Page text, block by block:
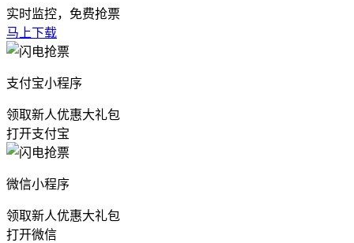
实时监控，免费抢票
马上下载
支付宝小程序
领取新人优惠大礼包
打开支付宝
微信小程序
领取新人优惠大礼包
打开微信